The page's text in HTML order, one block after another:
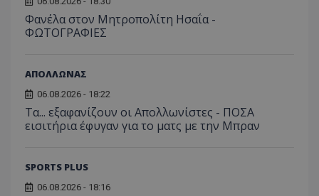
Φανέλα στον Μητροπολίτη Ησαΐα -
ΦΩΤΟΓΡΑΦΙΕΣ
ΑΠΟΛΛΩΝΑΣ
06.08.2026 - 18:22
Τα... εξαφανίζουν οι Απολλωνίστες - ΠΟΣΑ
εισιτήρια έφυγαν για το ματς με την Μπραν
SPORTS PLUS
06.08.2026 - 18:16